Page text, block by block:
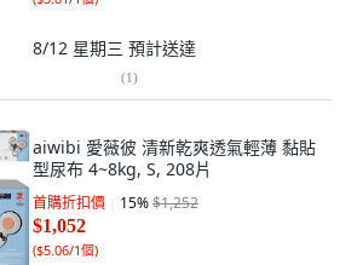
8/12 星期三 預計送達
(1)
aiwibi 愛薇彼 清新乾爽透氣輕薄 黏貼
型尿布 4~8kg, S, 208片
首購折扣價 15%$1,252
$1,052
($5.06/1個)